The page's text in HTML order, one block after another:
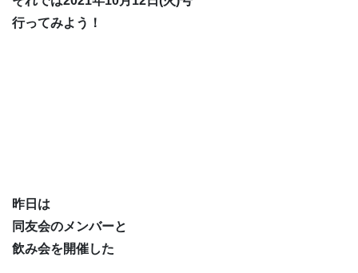
行ってみよう！
昨日は
同友会のメンバーと
飲み会を開催した